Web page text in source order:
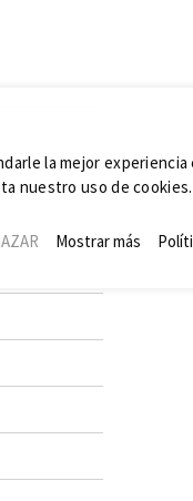
la mejor
nuestro uso de cookies.
Mostrar más